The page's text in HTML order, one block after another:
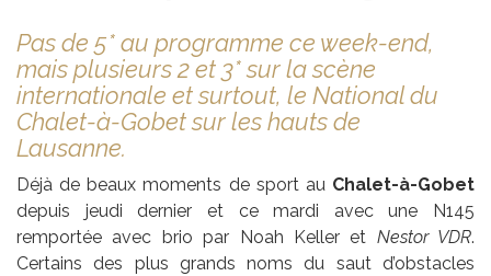
Pas de 5* au programme ce week-end,
mais plusieurs 2 et 3* sur la scène
internationale et surtout, le National du
Chalet-à-Gobet sur les hauts de
Lausanne.
Déjà de beaux moments de sport au Chalet-à-Gobet
depuis jeudi dernier et ce mardi avec une N145
remportée avec brio par Noah Keller et Nestor VDR.
Certains des plus grands noms du saut d’obstacles